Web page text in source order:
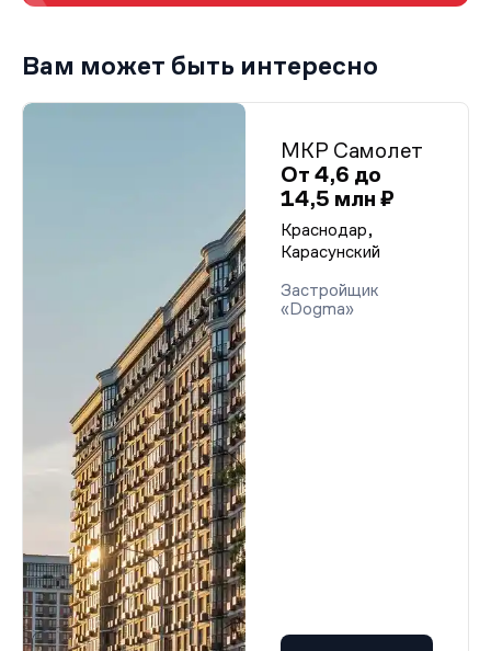
Вам может быть интересно
МКР Самолет
От 4,6 до
14,5 млн ₽
Краснодар,
Карасунский
Застройщик
«Dogma»